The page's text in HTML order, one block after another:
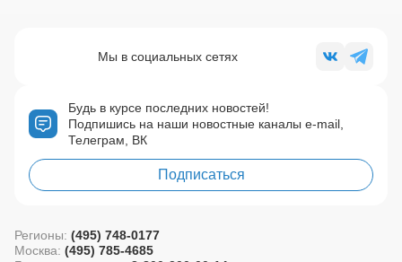
Будь в курсе последних новостей!
Подпишись на наши новостные каналы e-mail,
Телеграм, ВК
Подписаться
Мы в социальных сетях
Регионы: (495) 748-0177
Москва: (495) 785-4685